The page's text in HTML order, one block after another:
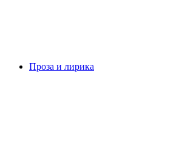
Проза и лирика